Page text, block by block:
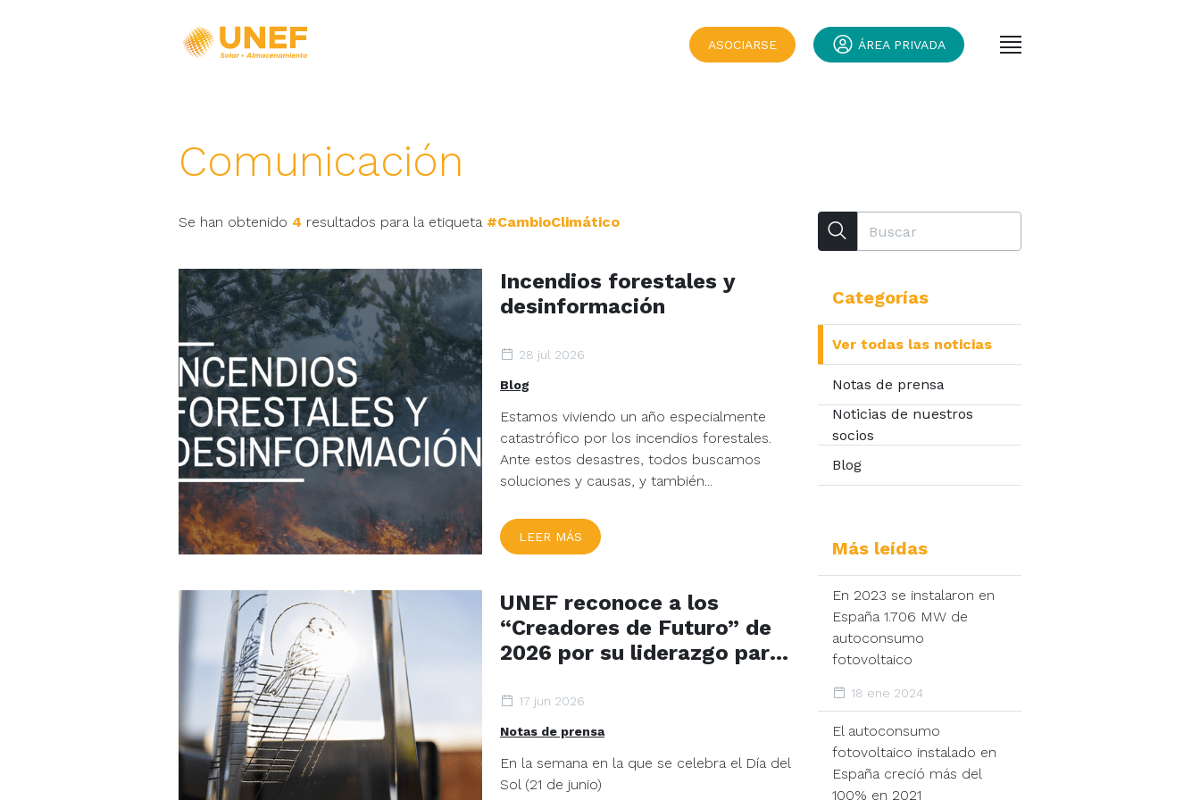
ASOCIARSE ÁREA PRIVADA
Comunicación
Categorías
Ver todas las noticias
Notas de prensa
Noticias de nuestros
socios
Blog
Más leídas
En 2023 se instalaron en
España 1.706 MW de
autoconsumo
fotovoltaico
18 ene 2024
El autoconsumo
fotovoltaico instalado en
España creció más del
100% en 2021
Se han obtenido 4 resultados para la etiqueta #CambioClimático
Incendios forestales y
desinformación
28 jul 2026
Blog
Estamos viviendo un año especialmente
catastrófico por los incendios forestales.
Ante estos desastres, todos buscamos
soluciones y causas, y también...
LEER MÁS
UNEF reconoce a los
“Creadores de Futuro” de
2026 por su liderazgo para
energética responsable,
sostenible y generadora de
valor para la sociedad
17 jun 2026
Notas de prensa
En la semana en la que se celebra el Día del
Sol (21 de junio)